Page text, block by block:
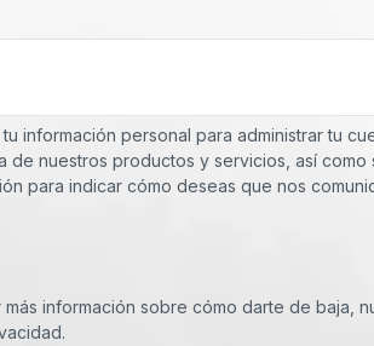
información personal para administrar tu
nuestros productos y servicios, así
para indicar cómo deseas que nos
información sobre cómo darte de baja,